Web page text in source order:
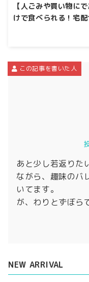
【人ごみや買い物に
けで食べられる！宅
この記事を書いた人
あと少し若返りた
ながら、趣味のバ
いてます。
が、わりとずぼら
NEW ARRIVAL